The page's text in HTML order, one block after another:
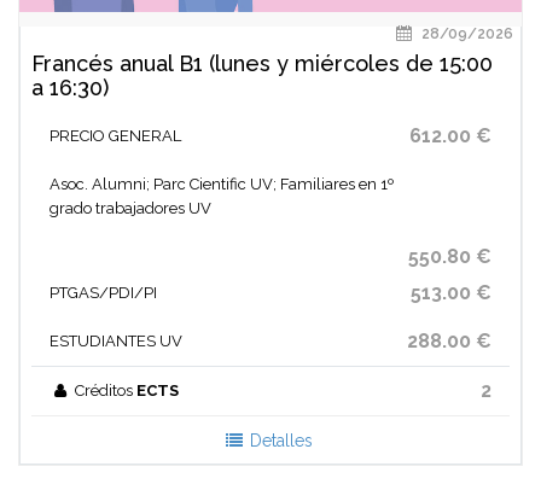
28/09/2026
Francés anual B1 (lunes y miércoles de 15:00
a 16:30)
PRECIO GENERAL 612.00 €
Asoc. Alumni; Parc Cientific UV; Familiares en 1º
grado trabajadores UV
550.80 €
PTGAS/PDI/PI 513.00 €
ESTUDIANTES UV 288.00 €
Créditos ECTS 2
Detalles